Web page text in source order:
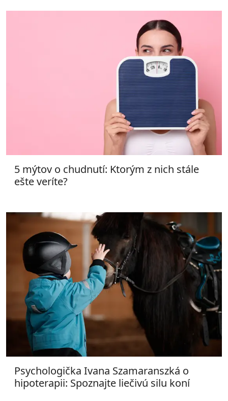
5 mýtov o chudnutí: Ktorým z nich stále
ešte veríte?
Psychologička Ivana Szamaranszká o
hipoterapii: Spoznajte liečivú silu koní